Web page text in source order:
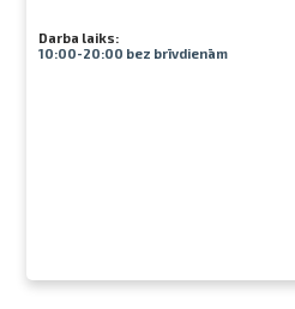
Darba laiks:
10:00-20:00 bez brīvdienām